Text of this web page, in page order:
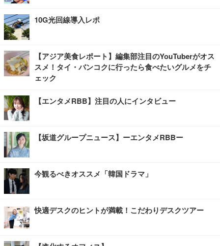
10G光回線導入レポ
【アジア美食レポート】編集部注目のYouTuberがオス
スメ！タイ・バンコクに行ったら食べたいグルメをチ
ェック
【エンタメRBB】注目の人にインタビュー
【坂道グループニュース】ーエンタメRBBー
今観るべきオススメ「韓国ドラマ」
快適デスクのヒントが満載！こだわりデスクツアー